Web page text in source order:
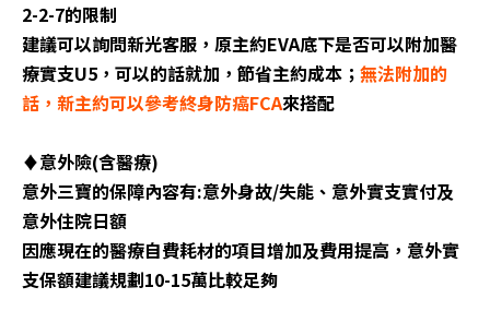
2-2-7的限制
建議可以詢問新光客服，原主約EVA底下是否可以附加醫
療實支U5，可以的話就加，節省主約成本； 無法附加的
話，新主約可以參考終身防癌FCA來搭配
♦️意外險(含醫療)
意外三寶的保障內容有:意外身故/失能、意外實支實付及
意外住院日額
因應現在的醫療自費耗材的項目增加及費用提高，意外實
支保額建議規劃10-15萬比較足夠